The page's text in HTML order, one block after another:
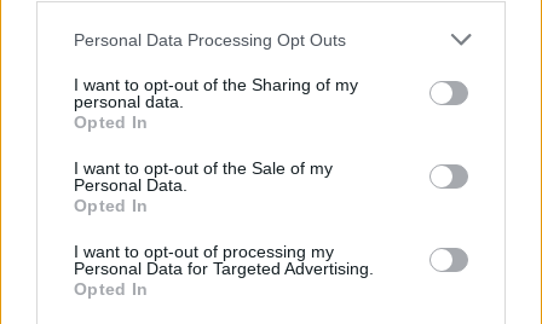
Please note that this website/app uses one or more Google
not limited to your visit or usage behaviour. You may click to
grant or deny consent to Google and its third-party tags to
use your data for below specified purposes in below Google
consent section.
Personal Data Processing Opt Outs
I want to opt-out of the Sharing of my
personal data.
Opted In
I want to opt-out of the Sale of my
Personal Data.
Opted In
I want to opt-out of processing my
Personal Data for Targeted Advertising.
Opted In
Itt a nyár, és itt van újra az Európa Pont
autóstérképe. Ha kocsival vágsz neki az útnak, a
térkép frissített adataiból megismerheted a vezetés